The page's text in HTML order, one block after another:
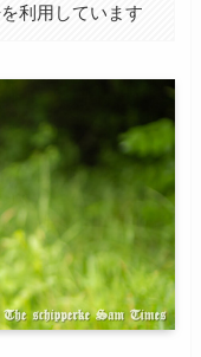
利用しています